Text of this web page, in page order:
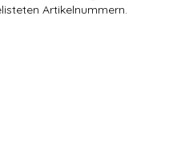
Artikelnummern.